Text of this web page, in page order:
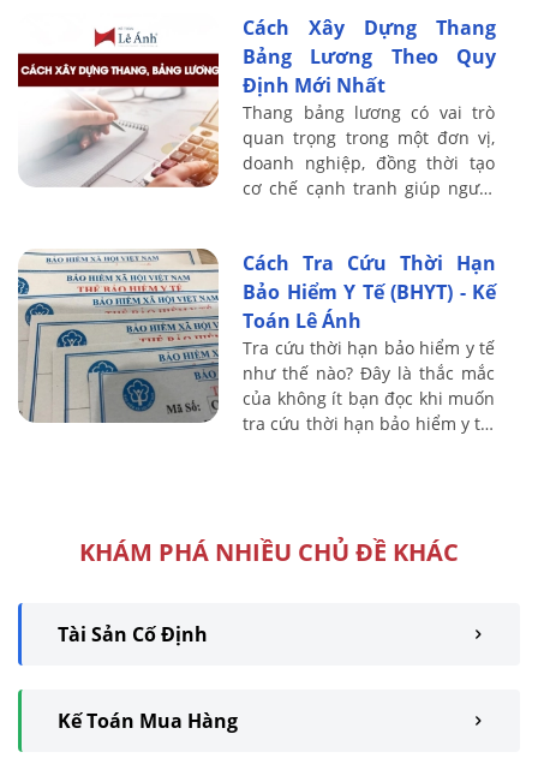
Cách Xây Dựng Thang
Bảng Lương Theo Quy
Định Mới Nhất
Thang bảng lương có vai trò
quan trọng trong một đơn vị,
doanh nghiệp, đồng thời tạo
cơ chế cạnh tranh giúp người
Ánh sẽ ...
Cách Tra Cứu Thời Hạn
Bảo Hiểm Y Tế (BHYT) - Kế
Toán Lê Ánh
Tra cứu thời hạn bảo hiểm y tế
như thế nào? Đây là thắc mắc
của không ít bạn đọc khi muốn
tra cứu thời hạn bảo hiểm y tế.
KHÁM PHÁ NHIỀU CHỦ ĐỀ KHÁC
Tài Sản Cố Định
Kế Toán Mua Hàng